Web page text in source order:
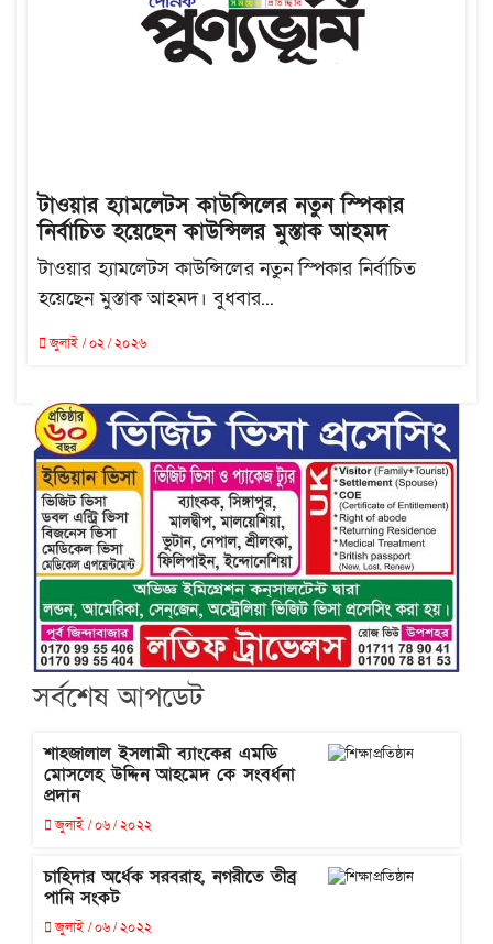
টাওয়ার হ্যামলেটস কাউন্সিলের নতুন স্পিকার
নির্বাচিত হয়েছেন কাউন্সিলর মুস্তাক আহমদ
টাওয়ার হ্যামলেটস কাউন্সিলের নতুন স্পিকার নির্বাচিত
হয়েছেন মুস্তাক আহমদ। বুধবার...
জুলাই / ০২ / ২০২৬
সর্বশেষ আপডেট
শাহজালাল ইসলামী ব্যাংকের এমডি
মোসলেহ উদ্দিন আহমেদ কে সংবর্ধনা
প্রদান
জুলাই / ০৬ / ২০২২
চাহিদার অর্ধেক সরবরাহ, নগরীতে তীব্র
পানি সংকট
জুলাই / ০৬ / ২০২২